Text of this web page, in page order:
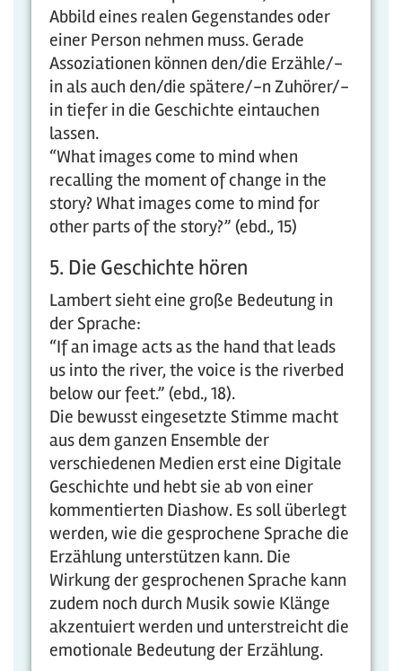
Abbild eines realen Gegenstandes oder
einer Person nehmen muss. Gerade
Assoziationen können den/die Erzähle/-
in als auch den/die spätere/-n Zuhörer/-
in tiefer in die Geschichte eintauchen
lassen.
“What images come to mind when
recalling the moment of change in the
story? What images come to mind for
other parts of the story?” (ebd., 15)
5. Die Geschichte hören
Lambert sieht eine große Bedeutung in
der Sprache:
“If an image acts as the hand that leads
us into the river, the voice is the riverbed
below our feet.” (ebd., 18).
Die bewusst eingesetzte Stimme macht
aus dem ganzen Ensemble der
verschiedenen Medien erst eine Digitale
Geschichte und hebt sie ab von einer
kommentierten Diashow. Es soll überlegt
werden, wie die gesprochene Sprache die
Erzählung unterstützen kann. Die
Wirkung der gesprochenen Sprache kann
zudem noch durch Musik sowie Klänge
akzentuiert werden und unterstreicht die
emotionale Bedeutung der Erzählung.